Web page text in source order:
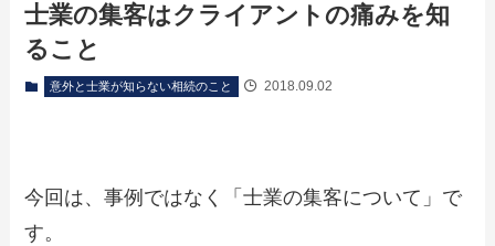
士業の集客はクライアントの痛みを知
ること
意外と士業が知らない相続のこと 2018.09.02
今回は、事例ではなく「士業の集客について」で
す。